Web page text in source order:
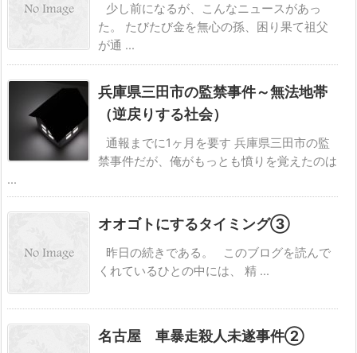
少し前になるが、こんなニュースがあっ
た。 たびたび金を無心の孫、困り果て祖父
が通 ...
兵庫県三田市の監禁事件～無法地帯
（逆戻りする社会）
通報までに1ヶ月を要す 兵庫県三田市の監
禁事件だが、俺がもっとも憤りを覚えたのは
...
オオゴトにするタイミング③
昨日の続きである。 このブログを読んで
くれているひとの中には、 精 ...
名古屋 車暴走殺人未遂事件②